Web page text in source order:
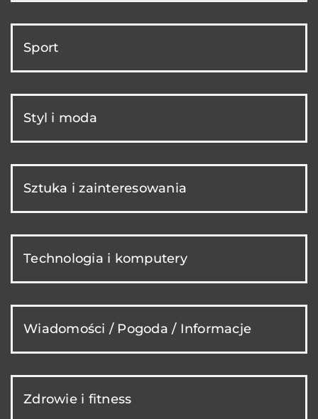
Sport
Styl i moda
Sztuka i zainteresowania
Technologia i komputery
Wiadomości / Pogoda / Informacje
Zdrowie i fitness